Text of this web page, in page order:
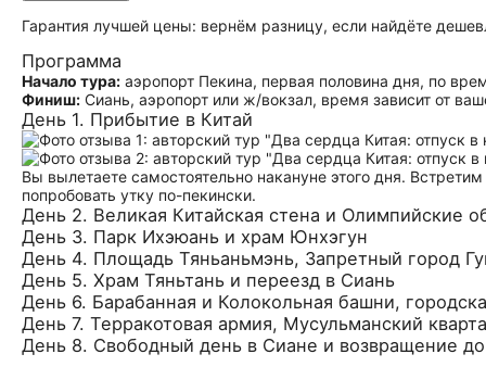
Гарантия лучшей цены: вернём разницу, если найдёте
Программа
Начало тура: аэропорт Пекина, первая половина дня, по
Финиш: Сиань, аэропорт или ж/вокзал, время зависит от
День 1. Прибытие в Китай
Вы вылетаете самостоятельно накануне этого дня.
попробовать утку по-пекински.
День 2. Великая Китайская стена и Олимпийские
День 3. Парк Ихэюань и храм Юнхэгун
День 4. Площадь Тяньаньмэнь, Запретный город
День 5. Храм Тяньтань и переезд в Сиань
День 6. Барабанная и Колокольная башни,
День 7. Терракотовая армия, Мусульманский
День 8. Свободный день в Сиане и возвращение